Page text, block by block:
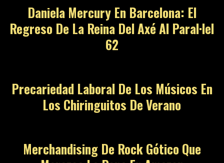
Daniela Mercury En Barcelona: El
Regreso De La Reina Del Axé Al Paral·lel
62
Precariedad Laboral De Los Músicos En
Los Chiringuitos De Verano
Merchandising De Rock Gótico Que